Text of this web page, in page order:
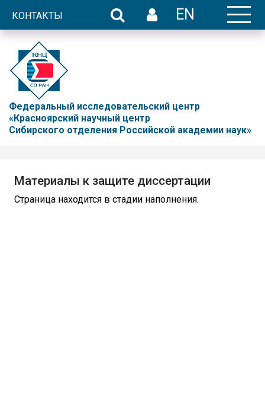
КОНТАКТЫ EN
Федеральный исследовательский центр
«Красноярский научный центр
Сибирского отделения Российской академии наук»
Материалы к защите диссертации
Страница находится в стадии наполнения.